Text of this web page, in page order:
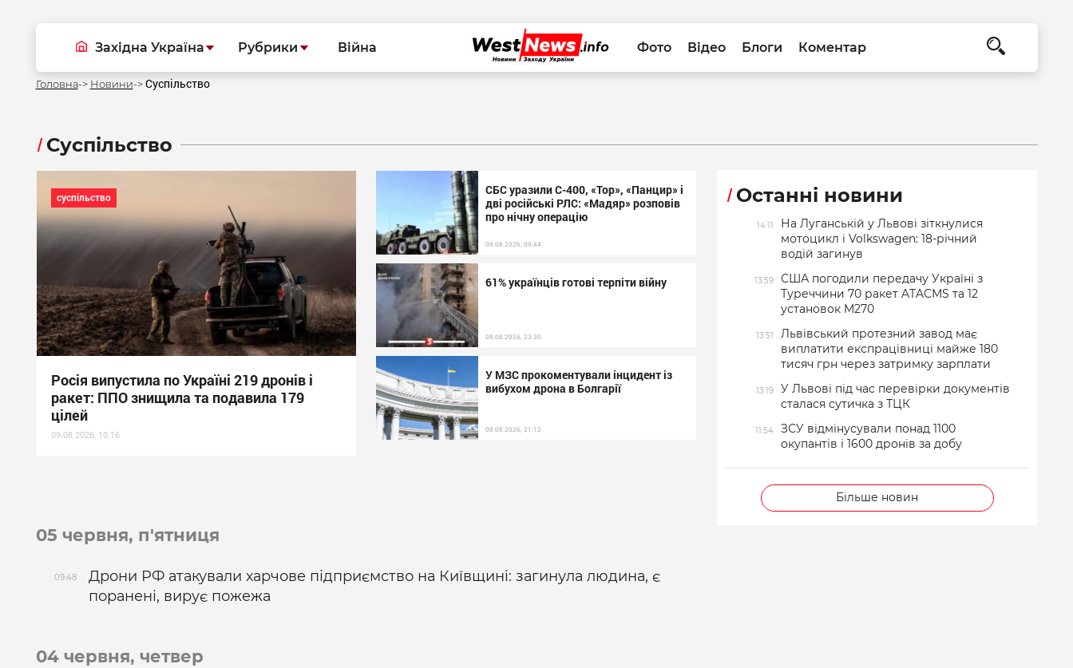
Західна Україна Рубрики Війна Фото Відео Блоги Коментар
Головна Новини Суспільство
Суспільство
суспільство
Росія випустила по Україні 219 дронів і
ракет: ППО знищила та подавила 179
цілей
09.08.2026, 10:16
СБС уразили С-400, «Тор», «Панцир» і
дві російські РЛС: «Мадяр» розповів
про нічну операцію
09.08.2026, 09:44
61% українців готові терпіти війну
08.08.2026, 23:30
У МЗС прокоментували інцидент із
вибухом дрона в Болгарії
08.08.2026, 21:12
05 червня, п'ятниця
09:48
Дрони РФ атакували харчове підприємство на Київщині: загинула людина, є
поранені, вирує пожежа
04 червня, четвер
Останні новини
14:11
На Луганській у Львові зіткнулися
мотоцикл і Volkswagen: 18-річний
водій загинув
13:59
США погодили передачу Україні з
Туреччини 70 ракет ATACMS та 12
установок M270
13:51
Львівський протезний завод має
виплатити експрацівниці майже 180
тисяч грн через затримку зарплати
13:19
У Львові під час перевірки документів
сталася сутичка з ТЦК
11:54
ЗСУ відмінусували понад 1100
окупантів і 1600 дронів за добу
Більше новин